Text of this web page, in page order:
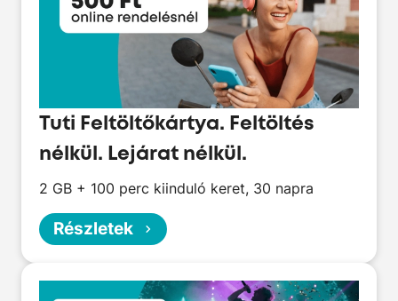
Tuti Feltöltőkártya. Feltöltés
nélkül. Lejárat nélkül.
2 GB + 100 perc kiinduló keret, 30 napra
Részletek